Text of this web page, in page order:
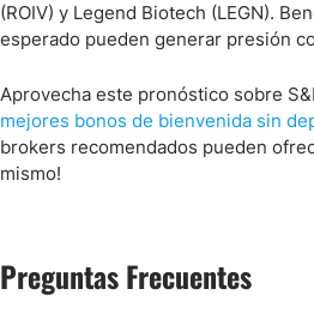
(ROIV) y Legend Biotech (LEGN).
esperado pueden generar presión
Aprovecha este pronóstico sobre
mejores bonos de bienvenida sin
brokers recomendados pueden
mismo!
Preguntas Frecuentes